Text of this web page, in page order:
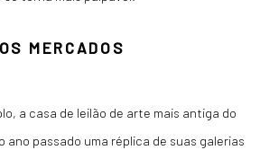
MERCADOS
a casa de leilão de arte mais antiga do
ano passado uma réplica de suas galerias